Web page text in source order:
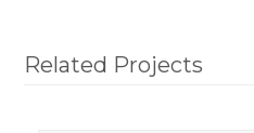
Related Projects